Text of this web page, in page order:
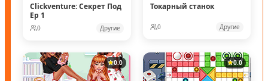
Clickventure: Секрет Под
Ep 1
0 Другие
Токарный станок
0 Другие
0.0 0.0